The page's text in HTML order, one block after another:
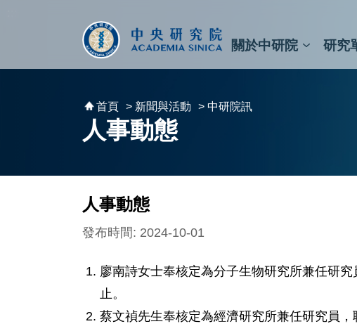
關於中研院 研究
首頁 > 新聞與活動 > 中研院訊
人事動態
人事動態
發布時間: 2024-10-01
廖南詩女士奉核定為分子生物研究所兼任研
止。
蔡文禎先生奉核定為經濟研究所兼任研究員